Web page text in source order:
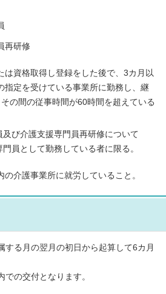
再研修
は資格取得し登録をした後で、3カ月以
指定を受けている事業所に勤務し、継
の間の従事時間が60時間を超えている
及び介護支援専門員再研修について
員として勤務している者に限る。
介護事業所に就労していること。
する月の翌月の初日から起算して6カ月
の交付となります。